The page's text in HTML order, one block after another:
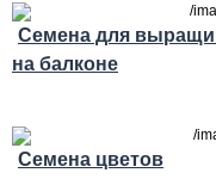
Семена для
на балконе
Семена цветов